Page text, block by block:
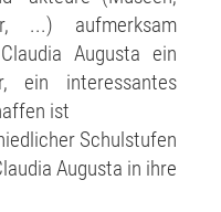
...) aufmerksam
Augusta ein
ein interessantes
ist
Schulstufen
Augusta in ihre